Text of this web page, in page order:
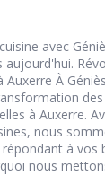
avec
aujourd'hui.
Auxerre À
à Auxerre.
nous
à vos
nous